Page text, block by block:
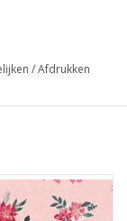
/Afdrukken